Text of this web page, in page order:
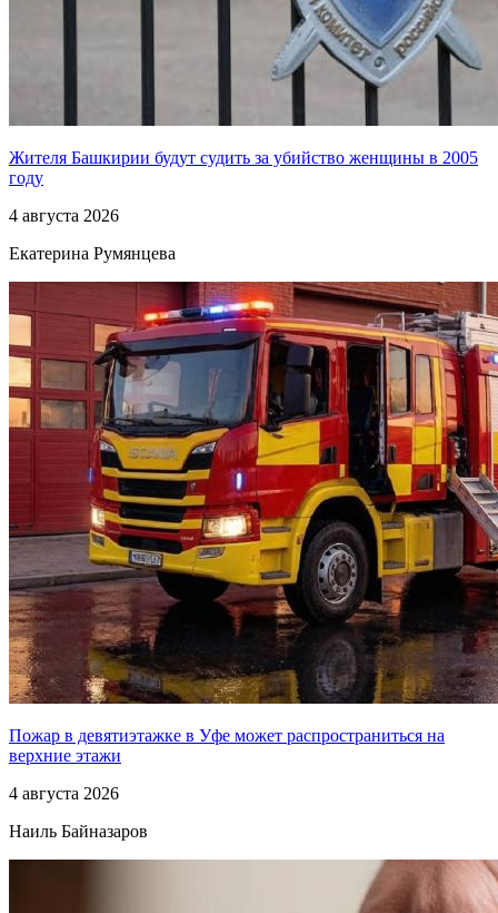
Жителя Башкирии будут судить за убийство женщины в 2005
году
4 августа 2026
Екатерина Румянцева
Пожар в девятиэтажке в Уфе может распространиться на
верхние этажи
4 августа 2026
Наиль Байназаров